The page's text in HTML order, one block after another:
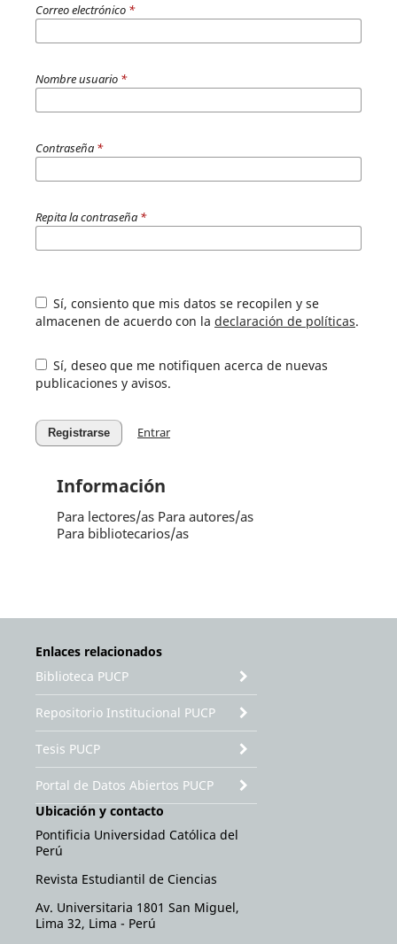
Correo electrónico *
Nombre usuario *
Contraseña *
Repita la contraseña *
Sí, consiento que mis datos se recopilen y se
almacenen de acuerdo con la declaración de políticas.
Sí, deseo que me notifiquen acerca de nuevas
publicaciones y avisos.
Registrarse Entrar
Información
Para lectores/as Para autores/as
Para bibliotecarios/as
Enlaces relacionados
Biblioteca PUCP
Repositorio Institucional PUCP
Tesis PUCP
Portal de Datos Abiertos PUCP
Ubicación y contacto
Pontificia Universidad Católica del
Perú
Revista Estudiantil de Ciencias
Av. Universitaria 1801 San Miguel,
Lima 32, Lima - Perú